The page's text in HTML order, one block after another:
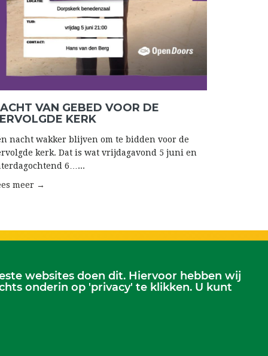
VAN GEBED VOOR DE
KERK
nacht wakker blijven om te bidden voor de
kerk. Dat is wat vrijdagavond 5 juni en
6…...
meer →
Scriba
Dhr. Leen Kruithof
websites doen dit. Hiervoor hebben wij
onderin op 'privacy' te klikken. U kunt